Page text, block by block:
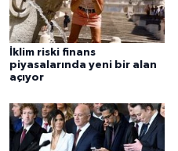
İklim riski finans
piyasalarında yeni bir alan
açıyor